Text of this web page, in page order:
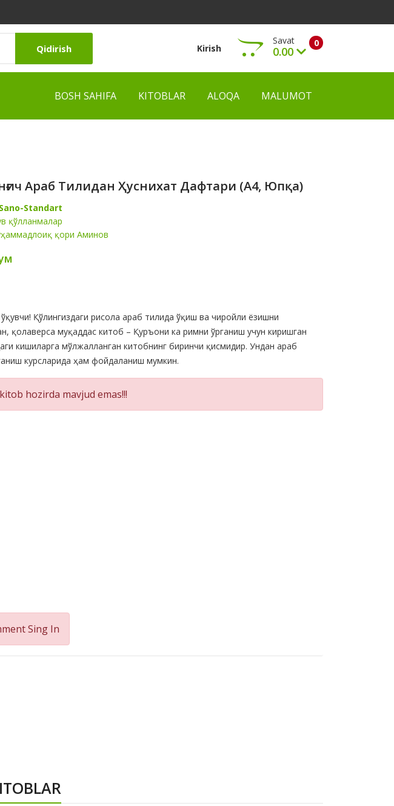
Qidirish Kirish 0
Savat
0.00
Ko‘rish
BOSH SAHIFA KITOBLAR ALOQA MALUMOT
Араб Тилидан Ҳуснихат Дафтари (А4, Юпқа)
Sano-Standart
қўлланмалар
қори Аминов
Қўлингиздаги рисола араб тилида ўқиш ва чиройли ёзишни
қолаверса муқаддас китоб – Қуръони ка римни ўрганиш учун киришган
кишиларга мўлжалланган китобнинг биринчи қисмидир. Ундан араб
курсларида ҳам фойдаланиш мумкин.
hozirda mavjud emas!!!
Sing In